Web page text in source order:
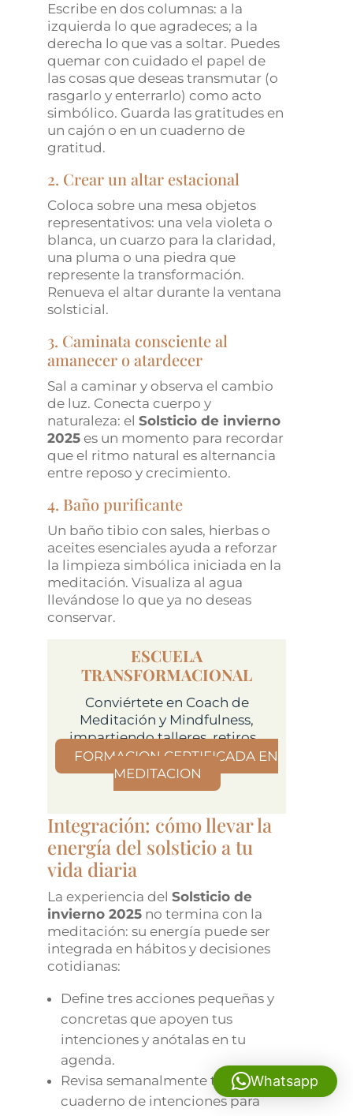
Escribe en dos columnas: a la
izquierda lo que agradeces; a la
derecha lo que vas a soltar. Puedes
quemar con cuidado el papel de
las cosas que deseas transmutar (o
rasgarlo y enterrarlo) como acto
simbólico. Guarda las gratitudes en
un cajón o en un cuaderno de
gratitud.
2. Crear un altar estacional
Coloca sobre una mesa objetos
representativos: una vela violeta o
blanca, un cuarzo para la claridad,
una pluma o una piedra que
represente la transformación.
Renueva el altar durante la ventana
solsticial.
3. Caminata consciente al
amanecer o atardecer
Sal a caminar y observa el cambio
de luz. Conecta cuerpo y
naturaleza: elSolsticio de invierno
2025 es un momento para recordar
que el ritmo natural es alternancia
entre reposo y crecimiento.
4. Baño purificante
Un baño tibio con sales, hierbas o
aceites esenciales ayuda a reforzar
la limpieza simbólica iniciada en la
meditación. Visualiza al agua
llevándose lo que ya no deseas
conservar.
ESCUELA
TRANSFORMACIONAL
Conviértete en Coach de
Meditación y Mindfulness,
impartiendo talleres, retiros…
FORMACION CERTIFICADA EN
MEDITACION
Integración: cómo llevar la
energía del solsticio a tu
vida diaria
La experiencia delSolsticio de
invierno 2025 no termina con la
meditación: su energía puede ser
integrada en hábitos y decisiones
cotidianas:
Define tres acciones pequeñas y
concretas que apoyen tus
intenciones y anótalas en tu
agenda.
Revisa semanalmente tu
cuaderno de intenciones para
Whatsapp